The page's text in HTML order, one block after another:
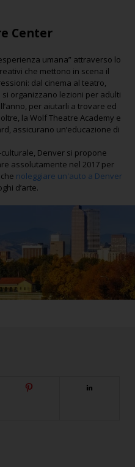
Center
umana” attraverso lo
che mettono in scena il
dal cinema al teatro,
organizzano lezioni per adulti
per aiutarli a trovare ed
la Wolf Theatre Academy e
assicurano un’educazione di
Denver si propone
assolutamente nel 2017 per
noleggiare un'auto a Denver
d’arte.